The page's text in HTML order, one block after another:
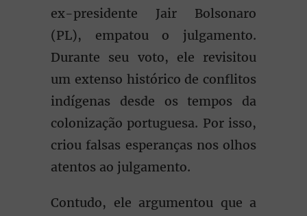
ex-presidente Jair Bolsonaro
(PL), empatou o julgamento.
Durante seu voto, ele revisitou
um extenso histórico de conflitos
indígenas desde os tempos da
colonização portuguesa. Por isso,
criou falsas esperanças nos olhos
atentos ao julgamento.
Contudo, ele argumentou que a